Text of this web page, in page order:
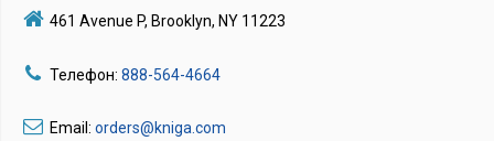
461 Avenue P, Brooklyn, NY 11223
Телефон: 888-564-4664
Email: orders@kniga.com